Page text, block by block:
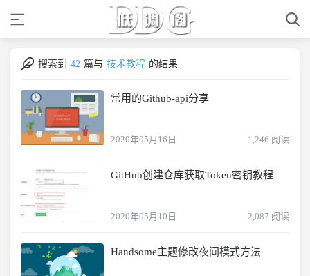
搜索到 42 篇与 技术教程 的结果
常用的Github-api分享
2020年05月16日 1,246 阅读
GitHub创建仓库获取Token密钥教程
2020年05月10日 2,087 阅读
Handsome主题修改夜间模式方法